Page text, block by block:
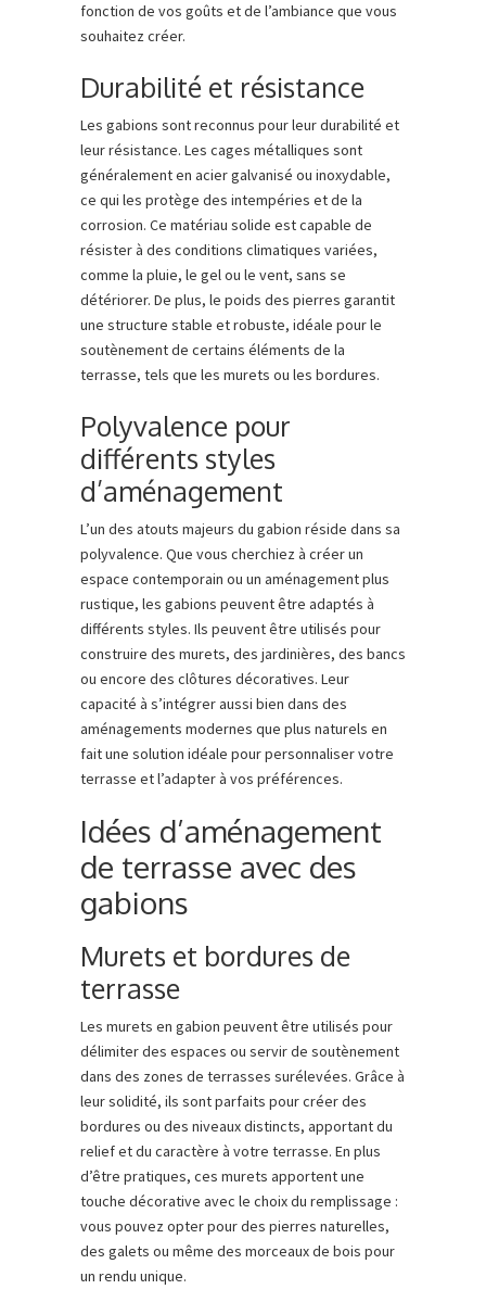
fonction de vos goûts et de l’ambiance que vous
souhaitez créer.
Durabilité et résistance
Les gabions sont reconnus pour leur durabilité et
leur résistance. Les cages métalliques sont
généralement en acier galvanisé ou inoxydable,
ce qui les protège des intempéries et de la
corrosion. Ce matériau solide est capable de
résister à des conditions climatiques variées,
comme la pluie, le gel ou le vent, sans se
détériorer. De plus, le poids des pierres garantit
une structure stable et robuste, idéale pour le
soutènement de certains éléments de la
terrasse, tels que les murets ou les bordures.
Polyvalence pour
différents styles
d’aménagement
L’un des atouts majeurs du gabion réside dans sa
polyvalence. Que vous cherchiez à créer un
espace contemporain ou un aménagement plus
rustique, les gabions peuvent être adaptés à
différents styles. Ils peuvent être utilisés pour
construire des murets, des jardinières, des bancs
ou encore des clôtures décoratives. Leur
capacité à s’intégrer aussi bien dans des
aménagements modernes que plus naturels en
fait une solution idéale pour personnaliser votre
terrasse et l’adapter à vos préférences.
Idées d’aménagement
de terrasse avec des
gabions
Murets et bordures de
terrasse
Les murets en gabion peuvent être utilisés pour
délimiter des espaces ou servir de soutènement
dans des zones de terrasses surélevées. Grâce à
leur solidité, ils sont parfaits pour créer des
bordures ou des niveaux distincts, apportant du
relief et du caractère à votre terrasse. En plus
d’être pratiques, ces murets apportent une
touche décorative avec le choix du remplissage :
vous pouvez opter pour des pierres naturelles,
des galets ou même des morceaux de bois pour
un rendu unique.